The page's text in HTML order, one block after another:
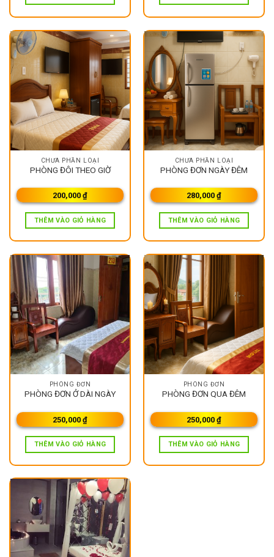
CHƯA PHẦN LOẠI
PHÒNG ĐÔI THEO GIỜ
200,000 ₫
THÊM VÀO GIỎ HÀNG
CHƯA PHẦN LOẠI
PHÒNG ĐƠN NGÀY ĐÊM
280,000 ₫
THÊM VÀO GIỎ HÀNG
PHÒNG ĐƠN
PHÒNG ĐƠN Ở DÀI NGÀY
250,000 ₫
THÊM VÀO GIỎ HÀNG
PHÒNG ĐƠN
PHÒNG ĐƠN QUA ĐÊM
250,000 ₫
THÊM VÀO GIỎ HÀNG